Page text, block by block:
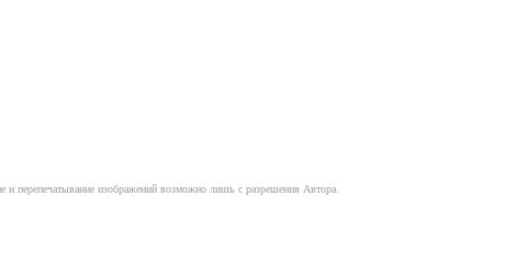
перепечатывание изображений возможно лишь с разрешения Автора.